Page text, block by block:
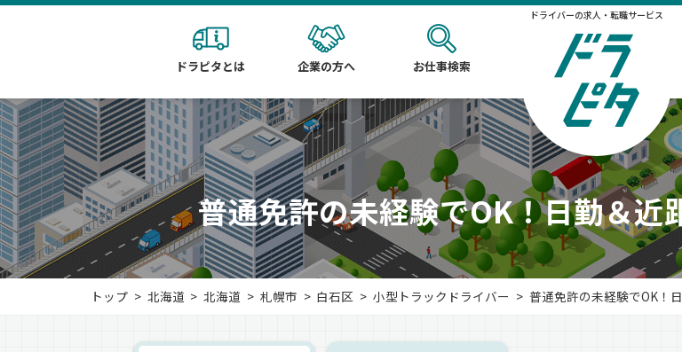
ドライバーの求人・転職サービス
ドラピタとは 企業の方へ お仕事検索
普通免許の未経験でOK！日勤＆近
トップ 北海道 北海道 札幌市 白石区 小型トラックドライバー 普通免許の未経験でOK！